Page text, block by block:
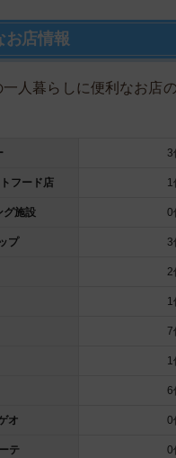
お店情報
人暮らしに便利なお店
3
フード店 1
グ施設 0
プ 3
2
1
7
1
6
オ 0
テ 0